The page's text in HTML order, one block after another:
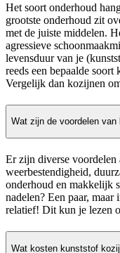
Het soort onderhoud
grootste onderhoud zit
met de juiste middelen.
agressieve
levensduur van je
reeds een bepaalde
Vergelijk dan kozijnen
Wat zijn de voordelen
Er zijn diverse voordelen
weerbestendigheid,
onderhoud en makkelijk
nadelen? Een paar,
relatief! Dit kun je lezen
Wat kosten kunststof